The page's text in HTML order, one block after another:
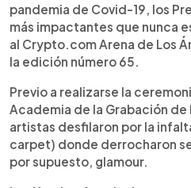
pandemia de Covid-19, los
más impactantes que nunca
al Crypto.com Arena de Los
la edición número 65.
Previo a realizarse la
Academia de la Grabación de
artistas desfilaron por la
carpet) donde derrocharon
por supuesto, glamour.